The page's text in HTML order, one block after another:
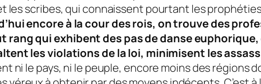
les scribes, qui connaissent pourtant les
encore à la cour des rois, on trouve des
rang qui exhibent des pas de danse
les violations de la loi, minimisent les
ni le pays, ni le peuple, encore moins des régions